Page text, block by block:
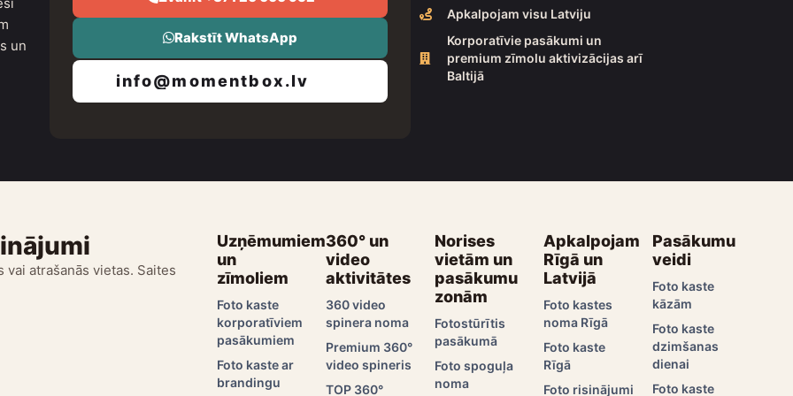
un
Rakstīt WhatsApp
info@momentbox.lv
Apkalpojam visu Latviju
Korporatīvie pasākumi un
premium zīmolu aktivizācijas arī
Baltijā
atrašanās vietas. Saites
Uzņēmumiem
un
zīmoliem
Foto kaste
korporatīviem
pasākumiem
Foto kaste ar
brandingu
360° un
video
aktivitātes
360 video
spinera noma
Premium 360°
video spineris
TOP 360°
Norises
vietām un
pasākumu
zonām
Fotostūrītis
pasākumā
Foto spoguļa
noma
Apkalpojam
Rīgā un
Latvijā
Foto kastes
noma Rīgā
Foto kaste
Rīgā
Foto risinājumi
Pasākumu
veidi
Foto kaste
kāzām
Foto kaste
dzimšanas
dienai
Foto kaste